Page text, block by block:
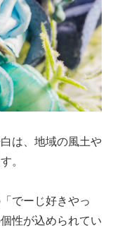
は、地域の風土や
。
でーじ好きやっ
性が込められてい